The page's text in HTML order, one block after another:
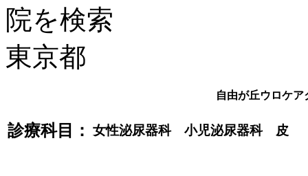
自由が丘ウロケア
診療科目： 女性泌尿器科 小児泌尿器科 皮